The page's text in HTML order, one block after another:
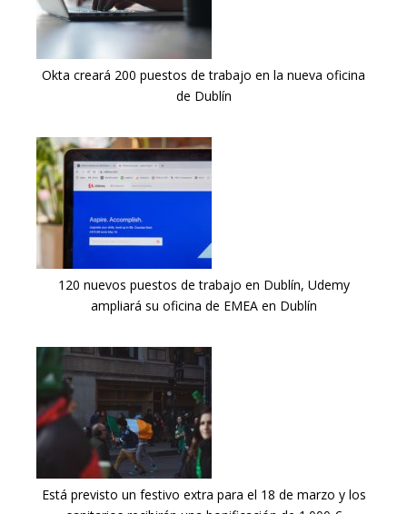
Okta creará 200 puestos de trabajo en la nueva oficina
de Dublín
120 nuevos puestos de trabajo en Dublín, Udemy
ampliará su oficina de EMEA en Dublín
Está previsto un festivo extra para el 18 de marzo y los